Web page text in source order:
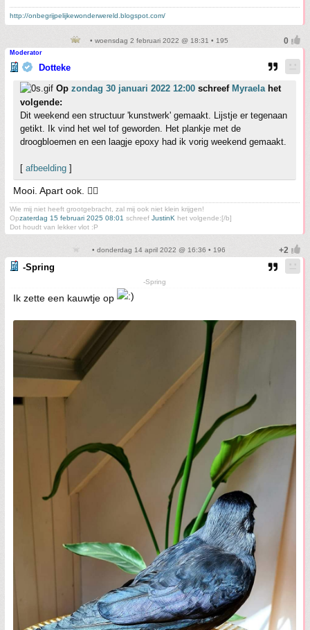
http://onbegrijpelijkewonderwereld.blogspot.com/
• woensdag 2 februari 2022 @ 18:31 • 195
Moderator
Dotteke
Op zondag 30 januari 2022 12:00 schreef Myraela het
volgende:
Dit weekend een structuur 'kunstwerk' gemaakt. Lijstje er tegenaan
getikt. Ik vind het wel tof geworden. Het plankje met de
droogbloemen en een laagje epoxy had ik vorig weekend gemaakt.
[ afbeelding ]
Mooi. Apart ook. 👍🏻
Wie mij niet heeft grootgebracht, zal mij ook niet klein krijgen!
Opzaterdag 15 februari 2025 08:01 schreef JustinK het volgende:[/b]
Dot houdt van lekker vlot :P
• donderdag 14 april 2022 @ 16:36 • 196
-Spring
-Spring
Ik zette een kauwtje op